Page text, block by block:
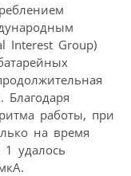
Interest Group)
Благодаря
работы, при
на время
удалось